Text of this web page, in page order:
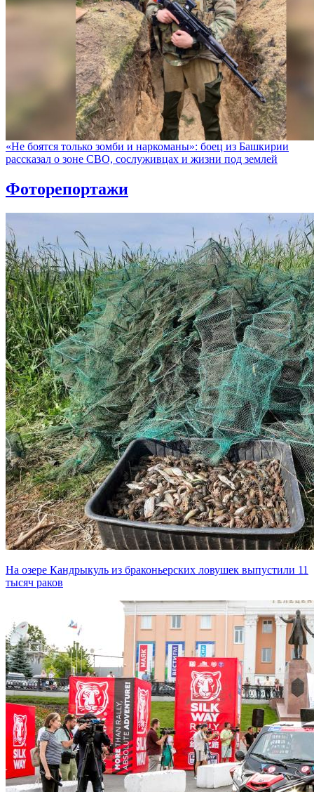
«Не боятся только зомби и наркоманы»: боец из Башкирии
рассказал о зоне СВО, сослуживцах и жизни под землей
Фоторепортажи
На озере Кандрыкуль из браконьерских ловушек выпустили 11
тысяч раков